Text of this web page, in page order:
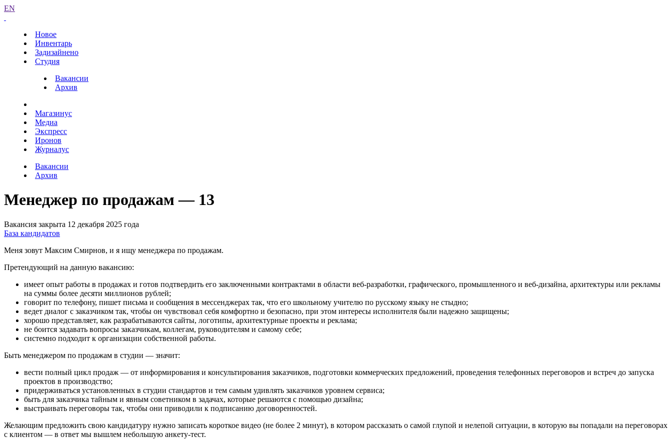
EN
Новое
Инвентарь
Задизайнено
Студия
Вакансии
Архив
Магазинус
Медиа
Экспресс
Иронов
Журналус
Вакансии
Архив
Менеджер по продажам — 13
Вакансия закрыта 12 декабря 2025 года
База кандидатов
Меня зовут Максим Смирнов, и я ищу менеджера по продажам.
Претендующий на данную вакансию:
имеет опыт работы в продажах и готов подтвердить его заключенными контрактами в области веб-разработки, графического, промышленного и веб-дизайна, архитектуры или рекламы
на суммы более десяти миллионов рублей;
говорит по телефону, пишет письма и сообщения в мессенджерах так, что его школьному учителю по русскому языку не стыдно;
ведет диалог с заказчиком так, чтобы он чувствовал себя комфортно и безопасно, при этом интересы исполнителя были надежно защищены;
хорошо представляет, как разрабатываются сайты, логотипы, архитектурные проекты и реклама;
не боится задавать вопросы заказчикам, коллегам, руководителям и самому себе;
системно подходит к организации собственной работы.
Быть менеджером по продажам в студии — значит:
вести полный цикл продаж — от информирования и консультирования заказчиков, подготовки коммерческих предложений, проведения телефонных переговоров и встреч до запуска
проектов в производство;
придерживаться установленных в студии стандартов и тем самым удивлять заказчиков уровнем сервиса;
быть для заказчика тайным и явным советником в задачах, которые решаются с помощью дизайна;
выстраивать переговоры так, чтобы они приводили к подписанию договоренностей.
Желающим предложить свою кандидатуру нужно записать короткое видео (не более 2 минут), в котором рассказать о самой глупой и нелепой ситуации, в которую вы попадали на переговорах
с клиентом — в ответ мы вышлем небольшую анкету-тест.